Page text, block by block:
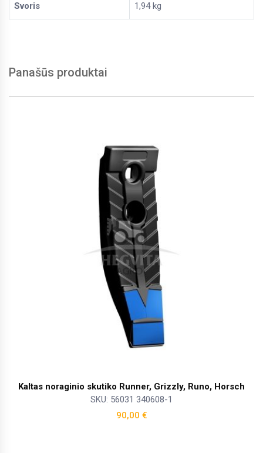
Svoris 1,94 kg
Panašūs produktai
Kaltas noraginio skutiko Runner, Grizzly, Runo, Horsch
SKU: 56031 340608-1
90,00 €